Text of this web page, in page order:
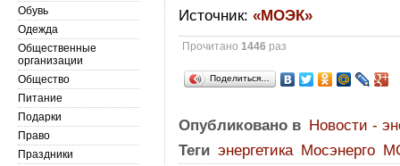
Источник:«МОЭК»
Прочитано1446 раз
Поделиться…
Опубликовано в Новости -
Теги энергетика Мосэнерго
Обувь
Одежда
Общественные
организации
Общество
Питание
Подарки
Право
Праздники